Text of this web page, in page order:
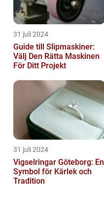
31 juli 2024
Guide till Slipmaskiner:
Välj Den Rätta Maskinen
För Ditt Projekt
31 juli 2024
Vigselringar Göteborg: En
Symbol för Kärlek och
Tradition